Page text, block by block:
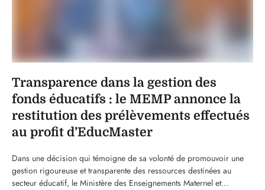
Transparence dans la gestion des
fonds éducatifs : le MEMP annonce la
restitution des prélèvements effectués
au profit d’EducMaster
Dans une décision qui témoigne de sa volonté de promouvoir une
gestion rigoureuse et transparente des ressources destinées au
secteur éducatif, le Ministère des Enseignements Maternel et